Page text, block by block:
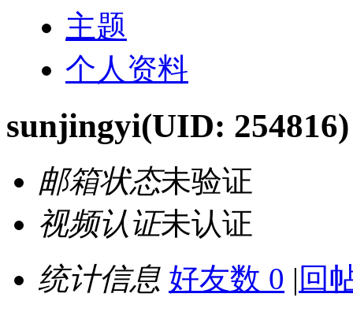
主题
个人资料
sunjingyi(UID: 254816)
邮箱状态未验证
视频认证未认证
统计信息 好友数 0 | 回